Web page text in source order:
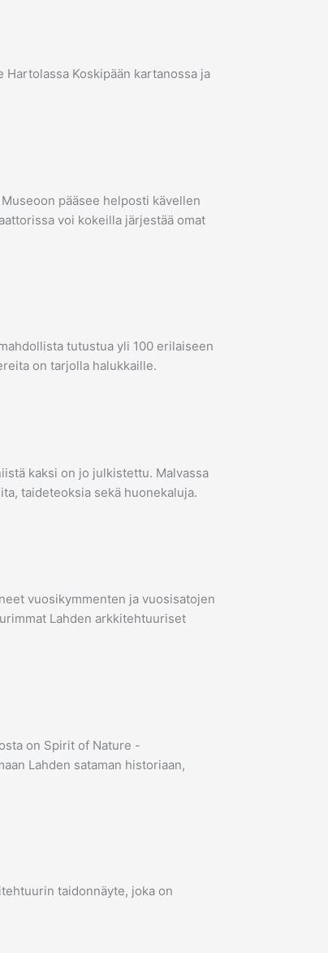
Koskipään kartanossa ja
pääsee helposti kävellen
voi kokeilla järjestää omat
tutustua yli 100 erilaiseen
on tarjolla halukkaille.
kaksi on jo julkistettu. Malvassa
taideteoksia sekä huonekaluja.
vuosikymmenten ja vuosisatojen
Lahden arkkitehtuuriset
on Spirit of Nature -
Lahden sataman historiaan,
taidonnäyte, joka on